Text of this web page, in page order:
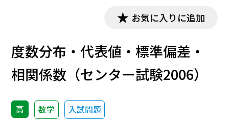
お気に入りに追加
度数分布・代表値・標準偏差・
相関係数（センター試験2006）
高 数学 入試問題